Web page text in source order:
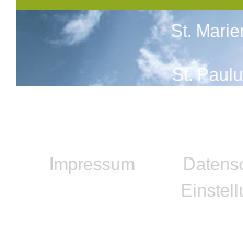
St.
St.
Impressum